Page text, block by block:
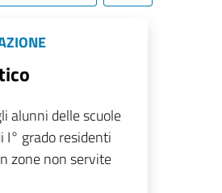
alunni delle scuole
I° grado residenti
zone non servite